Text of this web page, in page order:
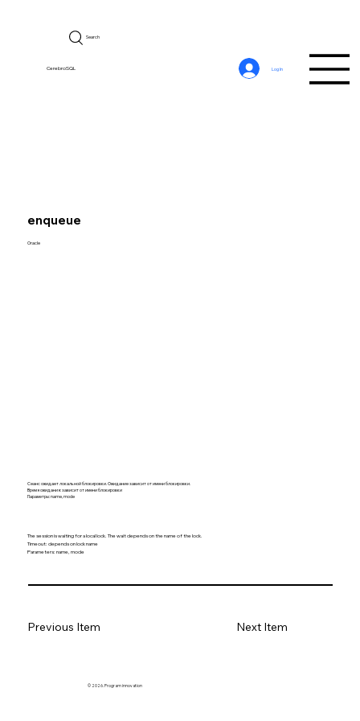
CerebroSQL
Search
Log In
enqueue
Oracle
Сеанс ожидает локальной блокировки. Ожидание зависит от имени блокировки.
Время ожидания: зависит от имени блокировки
Параметры: name, mode
The session is waiting for a local lock. The wait depends on the name of the lock.
Timeout: depends on lock name
Parameters: name, mode
Previous Item Next Item
© 2026. Program innovation